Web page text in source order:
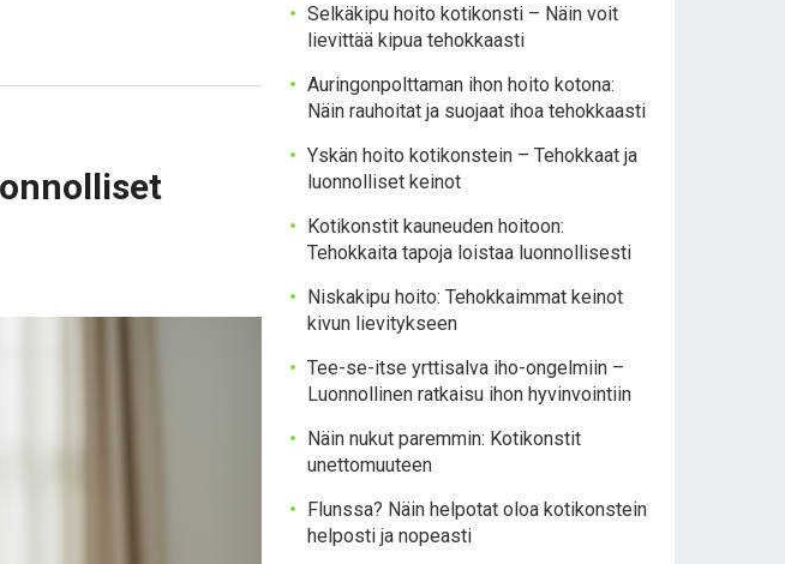
Selkäkipu hoito kotikonsti – Näin voit
lievittää kipua tehokkaasti
Auringonpolttaman ihon hoito kotona:
Näin rauhoitat ja suojaat ihoa tehokkaasti
Yskän hoito kotikonstein – Tehokkaat ja
luonnolliset keinot
Kotikonstit kauneuden hoitoon:
Tehokkaita tapoja loistaa luonnollisesti
Niskakipu hoito: Tehokkaimmat keinot
kivun lievitykseen
Tee-se-itse yrttisalva iho-ongelmiin –
Luonnollinen ratkaisu ihon hyvinvointiin
Näin nukut paremmin: Kotikonstit
unettomuuteen
Flunssa? Näin helpotat oloa kotikonstein
helposti ja nopeasti